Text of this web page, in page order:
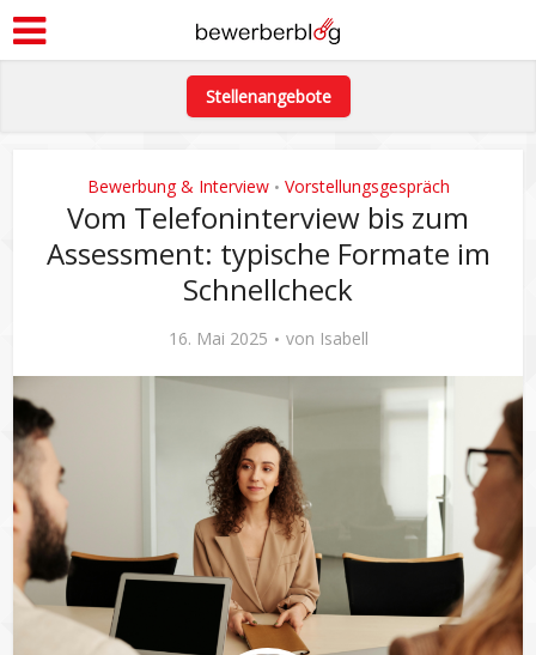
Stellenangebote
Bewerbung & Interview • Vorstellungsgespräch
Vom Telefoninterview bis zum
Assessment: typische Formate im
Schnellcheck
16. Mai 2025 von Isabell